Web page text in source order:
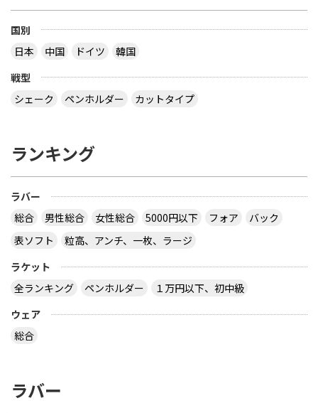
国別
日本
中国 ドイツ
韓国
戦型
シェーク
ペンホルダー カットタイプ
ランキング
ラバー
総合
男性総合 女性総合 5000円以下 フォア
バック
表ソフト
粒高、アンチ、一枚、ラージ
ラケット
全ランキング
ペンホルダー
１万円以下、初中級
ウェア
総合
ラバー